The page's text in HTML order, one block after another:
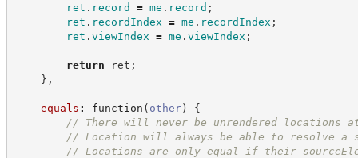
ret . record = me . record ;
ret . recordIndex = me . recordIndex ;
ret . viewIndex = me . viewIndex ;
return ret ;
} ,
equals : function ( other)
{
// There will never be unrendered locations
// Location will always be able to resolve a
// Locations are only equal if their